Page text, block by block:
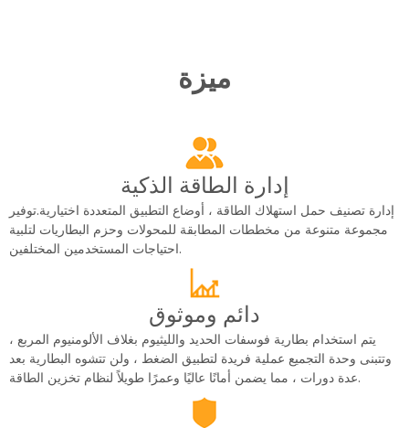
ميزة
إدارة الطاقة الذكية
إدارة تصنيف حمل استهلاك الطاقة ، أوضاع التطبيق المتعددة اختيارية.توفير
مجموعة متنوعة من مخططات المطابقة للمحولات وحزم البطاريات لتلبية
احتياجات المستخدمين المختلفين.
دائم وموثوق
يتم استخدام بطارية فوسفات الحديد والليثيوم بغلاف الألومنيوم المربع ،
وتتبنى وحدة التجميع عملية فريدة لتطبيق الضغط ، ولن تتشوه البطارية بعد
عدة دورات ، مما يضمن أمانًا عاليًا وعمرًا طويلاً لنظام تخزين الطاقة.